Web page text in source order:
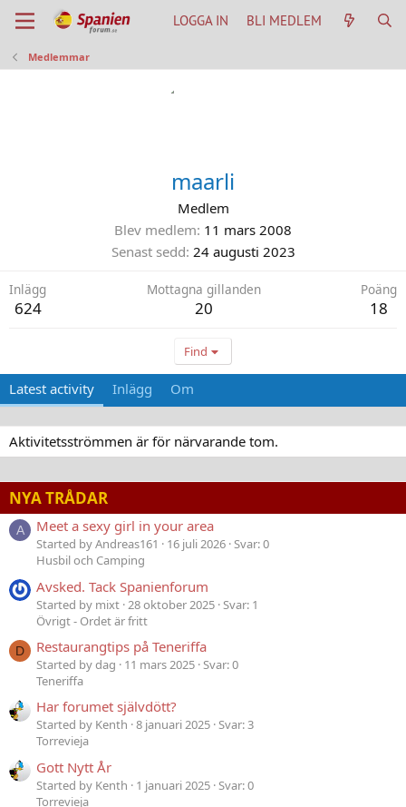
LOGGA IN BLI MEDLEM
Medlemmar
maarli
Medlem
Blev medlem 11 mars 2008
Senast sedd 24 augusti 2023
Inlägg
624
Mottagna gillanden
20
Poäng
18
Find
Latest activity Inlägg Om
Aktivitetsströmmen är för närvarande tom.
NYA TRÅDAR
A Meet a sexy girl in your area
Started by Andreas161 16 juli 2026 Svar: 0
Husbil och Camping
Avsked. Tack Spanienforum
Started by mixt 28 oktober 2025 Svar: 1
Övrigt - Ordet är fritt
D Restaurangtips på Teneriffa
Started by dag 11 mars 2025 Svar: 0
Teneriffa
Har forumet självdött?
Started by Kenth 8 januari 2025 Svar: 3
Torrevieja
Gott Nytt År
Started by Kenth 1 januari 2025 Svar: 0
Torrevieja